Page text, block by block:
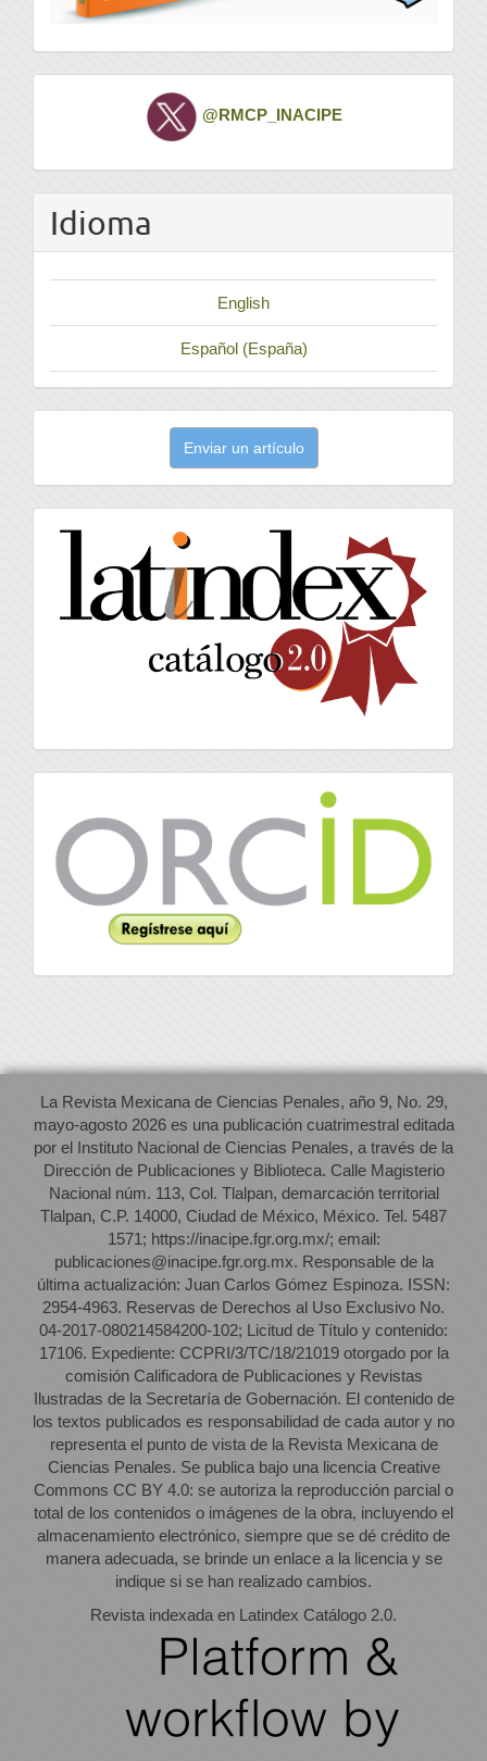
Twitter @RMCP_INACIPE
Idioma
English
Español (España)
artículo
Enviar un artículo
latindex
La Revista Mexicana de Ciencias Penales, año 9, No. 29,
mayo-agosto 2026 es una publicación cuatrimestral editada
por el Instituto Nacional de Ciencias Penales, a través de la
Dirección de Publicaciones y Biblioteca. Calle Magisterio
Nacional núm. 113, Col. Tlalpan, demarcación territorial
Tlalpan, C.P. 14000, Ciudad de México, México. Tel. 5487
1571; https://inacipe.fgr.org.mx/; email:
publicaciones@inacipe.fgr.org.mx. Responsable de la
última actualización: Juan Carlos Gómez Espinoza. ISSN:
2954-4963. Reservas de Derechos al Uso Exclusivo No.
04-2017-080214584200-102; Licitud de Título y contenido:
17106. Expediente: CCPRI/3/TC/18/21019 otorgado por la
comisión Calificadora de Publicaciones y Revistas
Ilustradas de la Secretaría de Gobernación. El contenido de
los textos publicados es responsabilidad de cada autor y no
representa el punto de vista de la Revista Mexicana de
Ciencias Penales. Se publica bajo una licencia Creative
Commons CC BY 4.0: se autoriza la reproducción parcial o
total de los contenidos o imágenes de la obra, incluyendo el
almacenamiento electrónico, siempre que se dé crédito de
manera adecuada, se brinde un enlace a la licencia y se
indique si se han realizado cambios.
Revista indexada en Latindex Catálogo 2.0.